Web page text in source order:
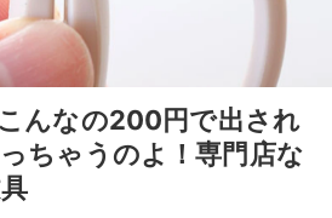
んなの200円で出され
ちゃうのよ！専門店な